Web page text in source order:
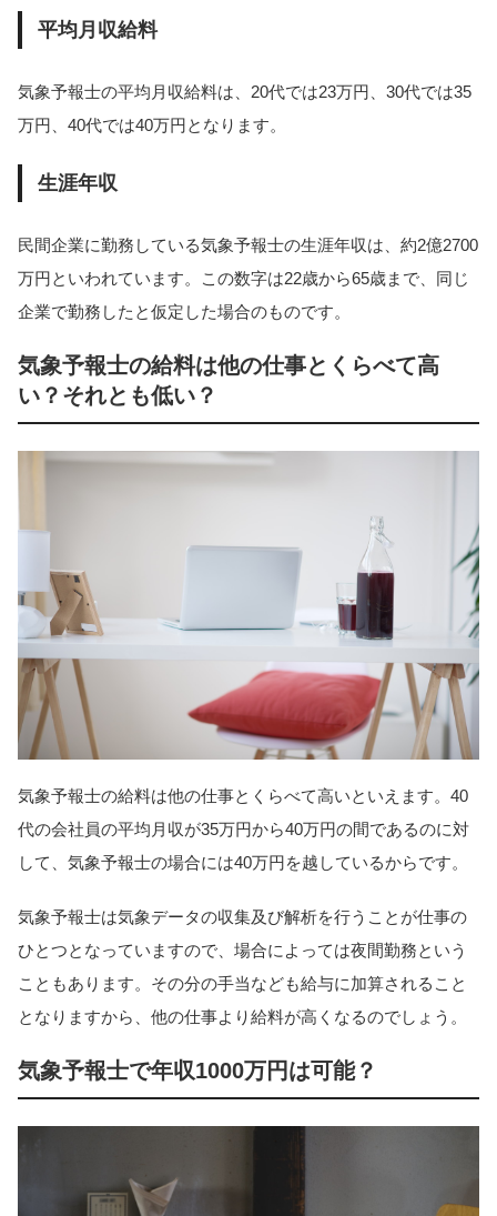
平均月収給料
気象予報士の平均月収給料は、20代では23万円、30代では35
万円、40代では40万円となります。
生涯年収
民間企業に勤務している気象予報士の生涯年収は、約2億2700
万円といわれています。この数字は22歳から65歳まで、同じ
企業で勤務したと仮定した場合のものです。
気象予報士の給料は他の仕事とくらべて高
い？それとも低い？
気象予報士の給料は他の仕事とくらべて高いといえます。40
代の会社員の平均月収が35万円から40万円の間であるのに対
して、気象予報士の場合には40万円を越しているからです。
気象予報士は気象データの収集及び解析を行うことが仕事の
ひとつとなっていますので、場合によっては夜間勤務という
こともあります。その分の手当なども給与に加算されること
となりますから、他の仕事より給料が高くなるのでしょう。
気象予報士で年収1000万円は可能？